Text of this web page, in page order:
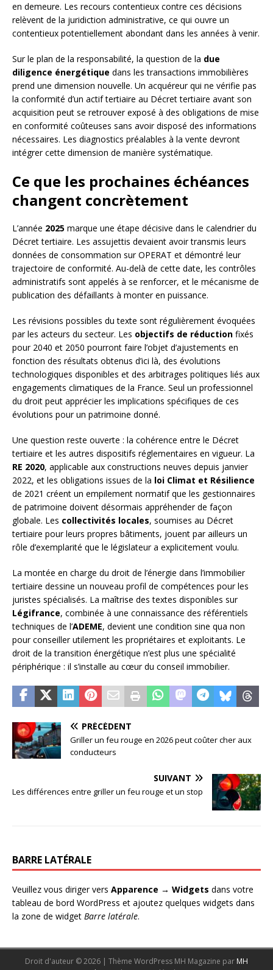
en demeure. Les recours contentieux contre ces décisions
relèvent de la juridiction administrative, ce qui ouvre un
contentieux potentiellement abondant dans les années à venir.
Sur le plan de la responsabilité, la question de la due
diligence énergétique dans les transactions immobilières
prend une dimension nouvelle. Un acquéreur qui ne vérifie pas
la conformité d’un actif tertiaire au Décret tertiaire avant son
acquisition peut se retrouver exposé à des obligations de mise
en conformité coûteuses sans avoir disposé des informations
nécessaires. Les diagnostics préalables à la vente devront
intégrer cette dimension de manière systématique.
Ce que les prochaines échéances
changent concrètement
L’année 2025 marque une étape décisive dans le calendrier du
Décret tertiaire. Les assujettis devaient avoir transmis leurs
données de consommation sur OPERAT et démontré leur
trajectoire de conformité. Au-delà de cette date, les contrôles
administratifs sont appelés à se renforcer, et le mécanisme de
publication des défaillants à monter en puissance.
Les révisions possibles du texte sont régulièrement évoquées
par les acteurs du secteur. Les objectifs de réduction fixés
pour 2040 et 2050 pourront faire l’objet d’ajustements en
fonction des résultats obtenus d’ici là, des évolutions
technologiques disponibles et des arbitrages politiques liés aux
engagements climatiques de la France. Seul un professionnel
du droit peut apprécier les implications spécifiques de ces
évolutions pour un patrimoine donné.
Une question reste ouverte : la cohérence entre le Décret
tertiaire et les autres dispositifs réglementaires en vigueur. La
RE 2020, applicable aux constructions neuves depuis janvier
2022, et les obligations issues de la loi Climat et Résilience
de 2021 créent un empilement normatif que les gestionnaires
de patrimoine doivent désormais appréhender de façon
globale. Les collectivités locales, soumises au Décret
tertiaire pour leurs propres bâtiments, jouent par ailleurs un
rôle d’exemplarité que le législateur a explicitement voulu.
La montée en charge du droit de l’énergie dans l’immobilier
tertiaire dessine un nouveau profil de compétences pour les
juristes spécialisés. La maîtrise des textes disponibles sur
Légifrance, combinée à une connaissance des référentiels
techniques de l’ADEME, devient une condition sine qua non
pour conseiller utilement les propriétaires et exploitants. Le
droit de la transition énergétique n’est plus une spécialité
périphérique : il s’installe au cœur du conseil immobilier.
PRÉCÉDENT
Griller un feu rouge en 2026 peut coûter cher aux
conducteurs
SUIVANT
Les différences entre griller un feu rouge et un stop
BARRE LATÉRALE
Veuillez vous diriger vers Apparence → Widgets dans votre
tableau de bord WordPress et ajoutez quelques widgets dans
la zone de widget Barre latérale.
Droit d'auteur © 2026 | Thème WordPress MH Magazine par MH